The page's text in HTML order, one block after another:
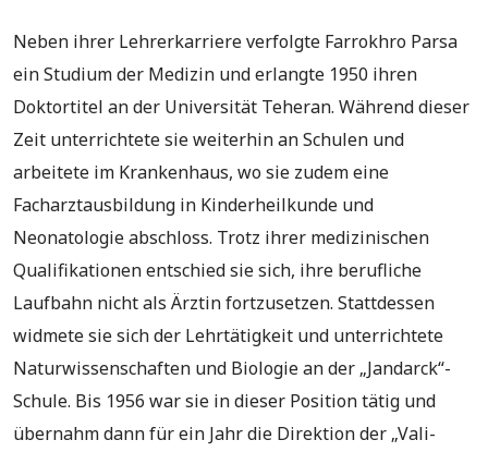
Neben ihrer Lehrerkarriere verfolgte Farrokhro Parsa
ein Studium der Medizin und erlangte 1950 ihren
Doktortitel an der Universität Teheran. Während dieser
Zeit unterrichtete sie weiterhin an Schulen und
arbeitete im Krankenhaus, wo sie zudem eine
Facharztausbildung in Kinderheilkunde und
Neonatologie abschloss. Trotz ihrer medizinischen
Qualifikationen entschied sie sich, ihre berufliche
Laufbahn nicht als Ärztin fortzusetzen. Stattdessen
widmete sie sich der Lehrtätigkeit und unterrichtete
Naturwissenschaften und Biologie an der „Jandarck“-
Schule. Bis 1956 war sie in dieser Position tätig und
übernahm dann für ein Jahr die Direktion der „Vali-